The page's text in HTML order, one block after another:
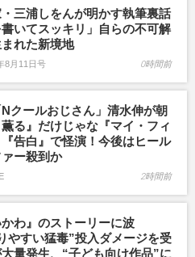
三浦しをんが明かす執筆裏話
書いてスッキリ」自らの不可解
れた新境地
8月11日号 0時間前
クールおじさん」清水伸が朝
薫る』だけじゃな『マイ・フィ
告白』で怪演！今後はヒール
ー殺到か
2時間前
かわ』のストーリーに波
やすい猛毒”投入ダメージを受
量発生、“子ども向け作品”に